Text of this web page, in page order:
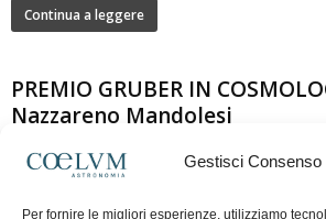
Gestisci Consenso
Per fornire le migliori esperienze, utilizziamo
Continua a leggere
PREMIO GRUBER IN
Nazzareno Mandolesi